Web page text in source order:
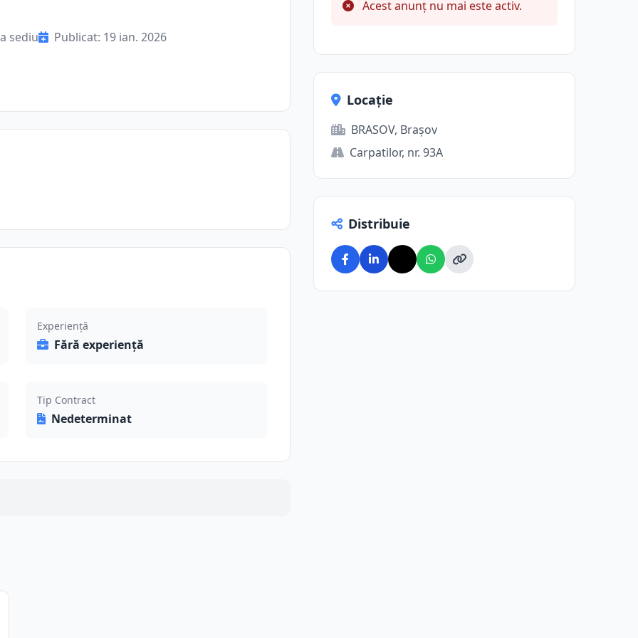
sediu Publicat: 19 ian. 2026
Experiență
Fără experiență
Tip Contract
Nedeterminat
Acest anunț nu mai este activ.
Locație
BRASOV, Brașov
Carpatilor, nr. 93A
Distribuie